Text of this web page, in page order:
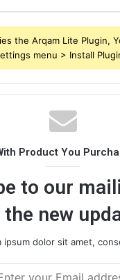
the Arqam Lite Plugin,
menu > Install
Product You
to our
the new
ipsum dolor sit amet,